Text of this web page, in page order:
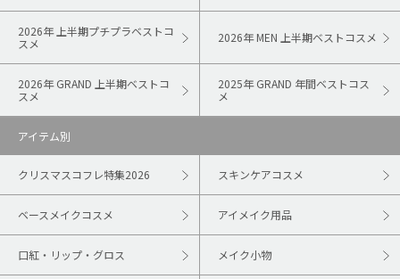
2026年 上半期プチプラベストコ
スメ
2026年 MEN 上半期ベストコスメ
2026年 GRAND 上半期ベストコ
スメ
2025年 GRAND 年間ベストコス
メ
アイテム別
クリスマスコフレ特集2026 スキンケアコスメ
ベースメイクコスメ アイメイク用品
口紅・リップ・グロス メイク小物